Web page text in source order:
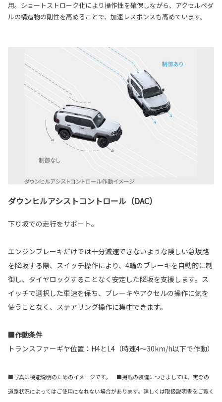
用。ショートストローク化により操作性を確保しながら、アクセルペダ
ルの構造物の剛性を高めることで、加速レスポンスも高めています。
ダウンヒルアシストコントロール（DAC）
下り坂での走行をサポート。
エンジンブレーキだけでは十分減速できないような険しい急坂路
を降坂する際、スイッチ操作により、4輪のブレーキを自動的に制
御し、タイヤロックすることなく安定した降坂を支援します。ス
イッチで選択した車速を保ち、ブレーキやアクセルの操作に気を
使うことなく、ステアリング操作に集中できます。
■作動条件
トランスファーギヤ位置：H4とL4（時速4～30km/h以下で作動）
■写真は機能説明のためのイメージです。 ■掲載の装備につきましては、実際の
道路状況によってはご使用になれない場合があります。詳しくは取扱説明書をご覧く